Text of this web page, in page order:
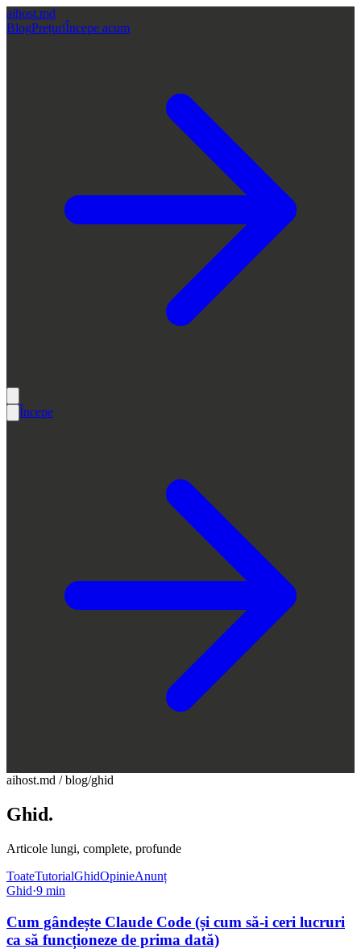
aihost.md
BlogPrețuriÎncepe acum
Începe
aihost.md / blog/ghid
Ghid.
Articole lungi, complete, profunde
ToateTutorialGhidOpinieAnunț
Ghid·9 min
Cum gândește Claude Code (și cum să-i ceri lucruri
ca să funcționeze de prima dată)